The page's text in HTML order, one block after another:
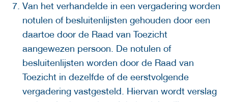
Van het verhandelde in een vergadering worden
notulen of besluitenlijsten gehouden door een
daartoe door de Raad van Toezicht
aangewezen persoon. De notulen of
besluitenlijsten worden door de Raad van
Toezicht in dezelfde of de eerstvolgende
vergadering vastgesteld. Hiervan wordt verslag